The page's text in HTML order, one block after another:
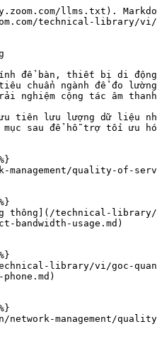
llms.txt).
technical-library/vi/
để bàn, thiết bị di
chuẩn ngành để đo
nghiệm cộng tác âm
tiên lưu lượng dữ liệu
sau để hỗ trợ tối ưu
quality-of-
thông](/technical-
bandwidth-usage.md)
library/vi/goc-
management/